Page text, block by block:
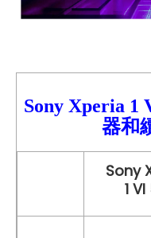
Sony Xperia 1
器和
Sony
1